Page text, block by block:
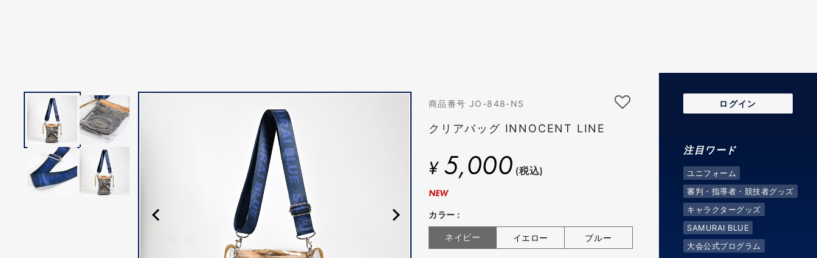
商品番号 JO-848-NS
クリアバッグ INNOCENT LINE
¥ 5,000 (税込)
NEW
カラー :
ネイビー イエロー ブルー
ログイン
注目ワード
ユニフォーム
審判・指導者・競技者グッズ
キャラクターグッズ
SAMURAI BLUE
大会公式プログラム